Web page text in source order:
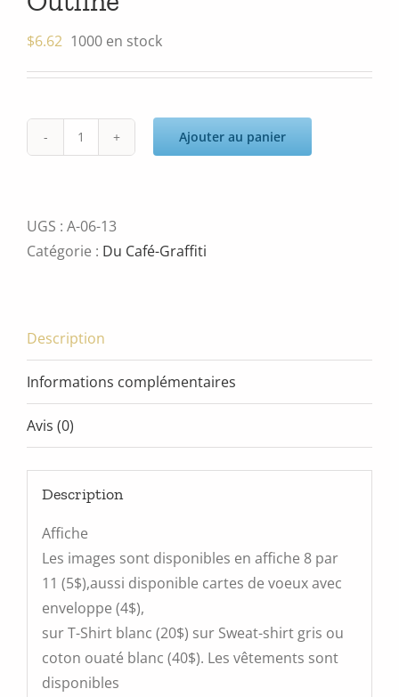
$6.62 1000 en stock
quantité
Ajouter au panier
UGS : A-06-13
Catégorie : Du Café-Graffiti
Description
Informations complémentaires
Avis (0)
Description
Affiche
Les images sont disponibles en affiche 8 par
11 (5$),aussi disponible cartes de voeux avec
enveloppe (4$),
sur T-Shirt blanc (20$) sur Sweat-shirt gris ou
coton ouaté blanc (40$). Les vêtements sont
disponibles